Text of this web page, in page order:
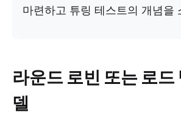
마련하고 튜링 테스트의 개념을
라운드 로빈 또는 로드
델